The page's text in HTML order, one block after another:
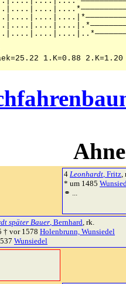
4 Leonhardt, Fritz,
* um 1485
⚭ ...
später Bauer, Bernhard, rk.
† vor 1578 Holenbrunn, Wunsiedel
Wunsiedel